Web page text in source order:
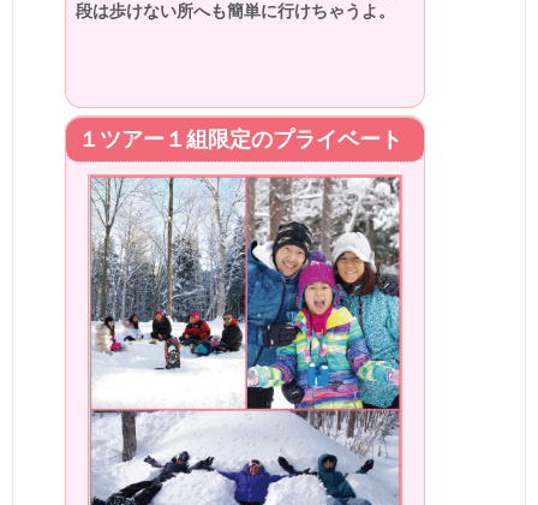
段は歩けない所へも簡単に行けちゃうよ。
１ツアー１組限定のプライベート